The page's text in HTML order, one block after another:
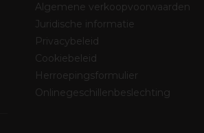
Algemene verkoopvoorwaarden
Juridische informatie
Privacybeleid
Cookiebeleid
Herroepingsformulier
Onlinegeschillenbeslechting